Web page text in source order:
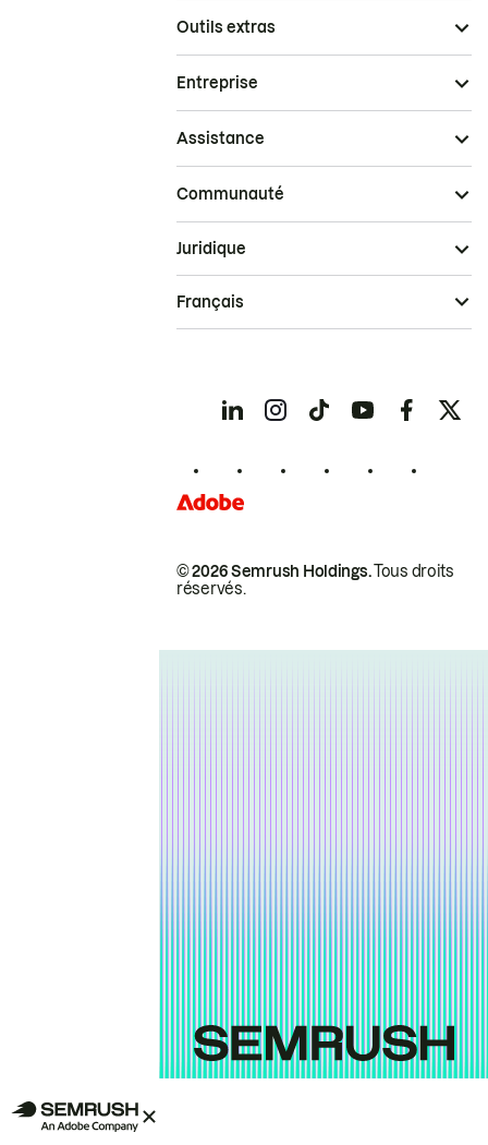
Outils extras
Entreprise
Assistance
Communauté
© 2026 Semrush Holdings.Tous droits
réservés.
Juridique
Français